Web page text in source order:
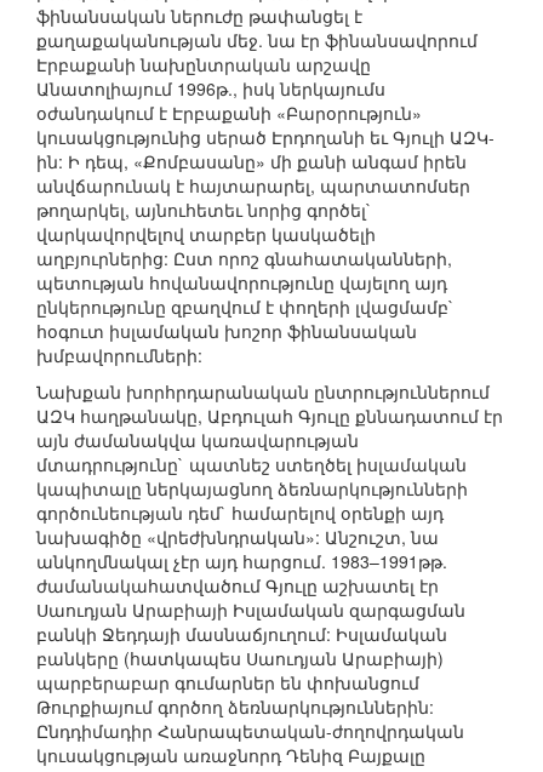
ֆինանսական ներուժը թափանցել է
քաղաքականության մեջ. նա էր ֆինանսավորում
Էրբաքանի նախընտրական արշավը
Անատոլիայում 1996թ., իսկ ներկայումս
օժանդակում է Էրբաքանի «Բարօրություն»
կուսակցությունից սերած Էրդողանի եւ Գյուլի ԱԶԿ-
ին: Ի դեպ, «Քոմբասանը» մի քանի անգամ իրեն
անվճարունակ է հայտարարել, պարտատոմսեր
թողարկել, այնուհետեւ նորից գործել`
վարկավորվելով տարբեր կասկածելի
աղբյուրներից: Ըստ որոշ գնահատականների,
պետության հովանավորությունը վայելող այդ
ընկերությունը զբաղվում է փողերի լվացմամբ`
հօգուտ իսլամական խոշոր ֆինանսական
խմբավորումների:
Նախքան խորհրդարանական ընտրություններում
ԱԶԿ հաղթանակը, Աբդուլահ Գյուլը քննադատում էր
այն ժամանակվա կառավարության
մտադրությունը` պատնեշ ստեղծել իսլամական
կապիտալը ներկայացնող ձեռնարկությունների
գործունեության դեմ` համարելով օրենքի այդ
նախագիծը «վրեժխնդրական»: Անշուշտ, նա
անկողմնակալ չէր այդ հարցում. 1983–1991թթ.
ժամանակահատվածում Գյուլը աշխատել էր
Սաուդյան Արաբիայի Իսլամական զարգացման
բանկի Ջեդդայի մասնաճյուղում: Իսլամական
բանկերը (հատկապես Սաուդյան Արաբիայի)
պարբերաբար գումարներ են փոխանցում
Թուրքիայում գործող ձեռնարկություններին:
Ընդդիմադիր Հանրապետական-ժողովրդական
կուսակցության առաջնորդ Դենիզ Բայքալը